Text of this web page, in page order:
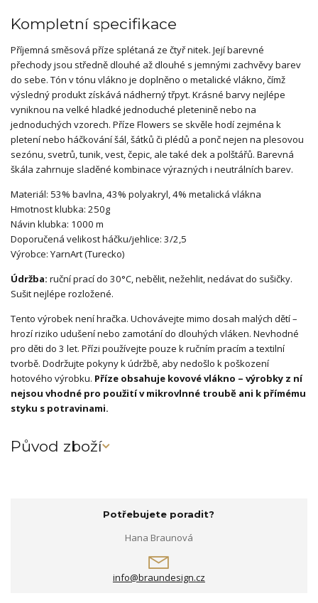
Kompletní specifikace
Příjemná směsová příze splétaná ze čtyř nitek. Její barevné
přechody jsou středně dlouhé až dlouhé s jemnými zachvěvy barev
do sebe. Tón v tónu vlákno je doplněno o metalické vlákno, čímž
výsledný produkt získává nádherný třpyt. Krásné barvy nejlépe
vyniknou na velké hladké jednoduché pletenině nebo na
jednoduchých vzorech. Příze Flowers se skvěle hodí zejména k
pletení nebo háčkování šál, šátků či plédů a ponč nejen na plesovou
sezónu, svetrů, tunik, vest, čepic, ale také dek a polštářů. Barevná
škála zahrnuje sladěné kombinace výrazných i neutrálních barev.
Materiál: 53% bavlna, 43% polyakryl, 4% metalická vlákna
Hmotnost klubka: 250g
Návin klubka: 1000 m
Doporučená velikost háčku/jehlice: 3/2,5
Výrobce: YarnArt (Turecko)
Údržba: ruční prací do 30°C, nebělit, nežehlit, nedávat do sušičky.
Sušit nejlépe rozložené.
Tento výrobek není hračka. Uchovávejte mimo dosah malých dětí –
hrozí riziko udušení nebo zamotání do dlouhých vláken. Nevhodné
pro děti do 3 let. Přízi používejte pouze k ručním pracím a textilní
tvorbě. Dodržujte pokyny k údržbě, aby nedošlo k poškození
hotového výrobku. Příze obsahuje kovové vlákno – výrobky z ní
nejsou vhodné pro použití v mikrovlnné troubě ani k přímému
styku s potravinami.
Původ zboží
Potřebujete poradit?
Hana Braunová
info@braundesign.cz